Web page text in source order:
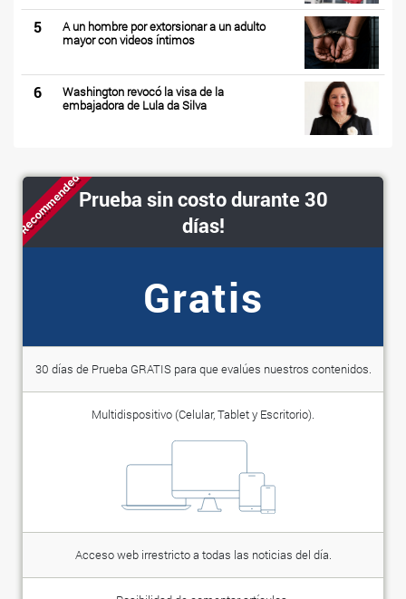
5
A un hombre por extorsionar a un adulto
mayor con videos íntimos
6
Washington revocó la visa de la
embajadora de Lula da Silva
RecommendedPrueba sin costo durante 30
días!
Gratis
30 días de Prueba GRATIS para que evalúes nuestros contenidos.
Multidispositivo (Celular, Tablet y Escritorio).
Acceso web irrestricto a todas las noticias del día.